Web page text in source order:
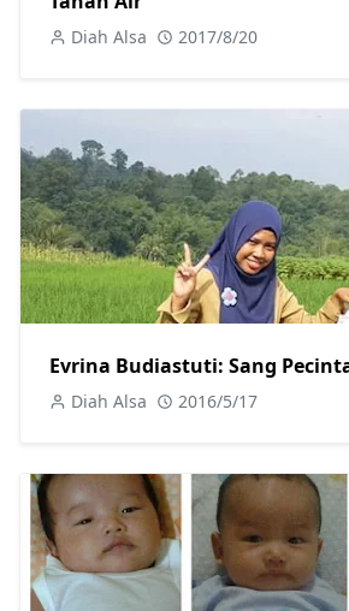
Diah Alsa 2017/8/20
Evrina Budiastuti: Sang
Diah Alsa 2016/5/17